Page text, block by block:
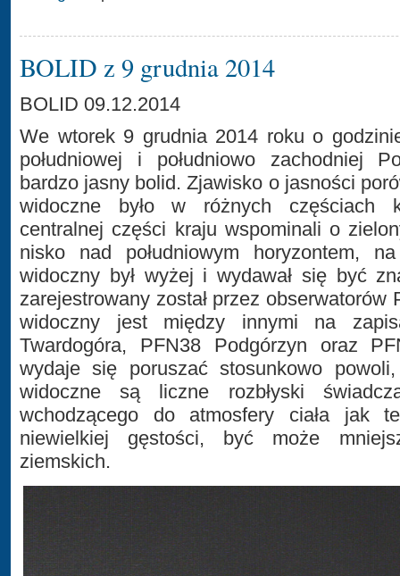
BOLID z 9 grudnia 2014
BOLID 09.12.2014
We wtorek 9 grudnia 2014 roku o
południowej i południowo zachodniej
bardzo jasny bolid. Zjawisko o jasności
widoczne było w różnych częściach
centralnej części kraju wspominali o
nisko nad południowym horyzontem,
widoczny był wyżej i wydawał się być
zarejestrowany został przez
widoczny jest między innymi na
Twardogóra, PFN38 Podgórzyn oraz
wydaje się poruszać stosunkowo
widoczne są liczne rozbłyski
wchodzącego do atmosfery ciała jak
niewielkiej gęstości, być może
ziemskich.